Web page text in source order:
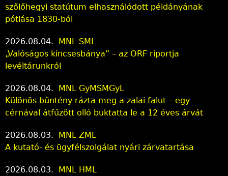
szőlőhegyi statútum elhasználódott példányának
pótlása 1830-ból
2026.08.04.
MNL SML
„Valóságos kincsesbánya” – az ORF riportja
levéltárunkról
2026.08.04.
MNL GyMSMGyL
Különös bűntény rázta meg a zalai falut – egy
cérnával átfűzött olló buktatta le a 12 éves árvát
2026.08.03.
MNL ZML
A kutató- és ügyfélszolgálat nyári zárvatartása
2026.08.03.
MNL HML